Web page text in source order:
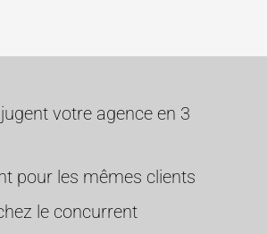
votre agence en 3
pour les mêmes clients
le concurrent